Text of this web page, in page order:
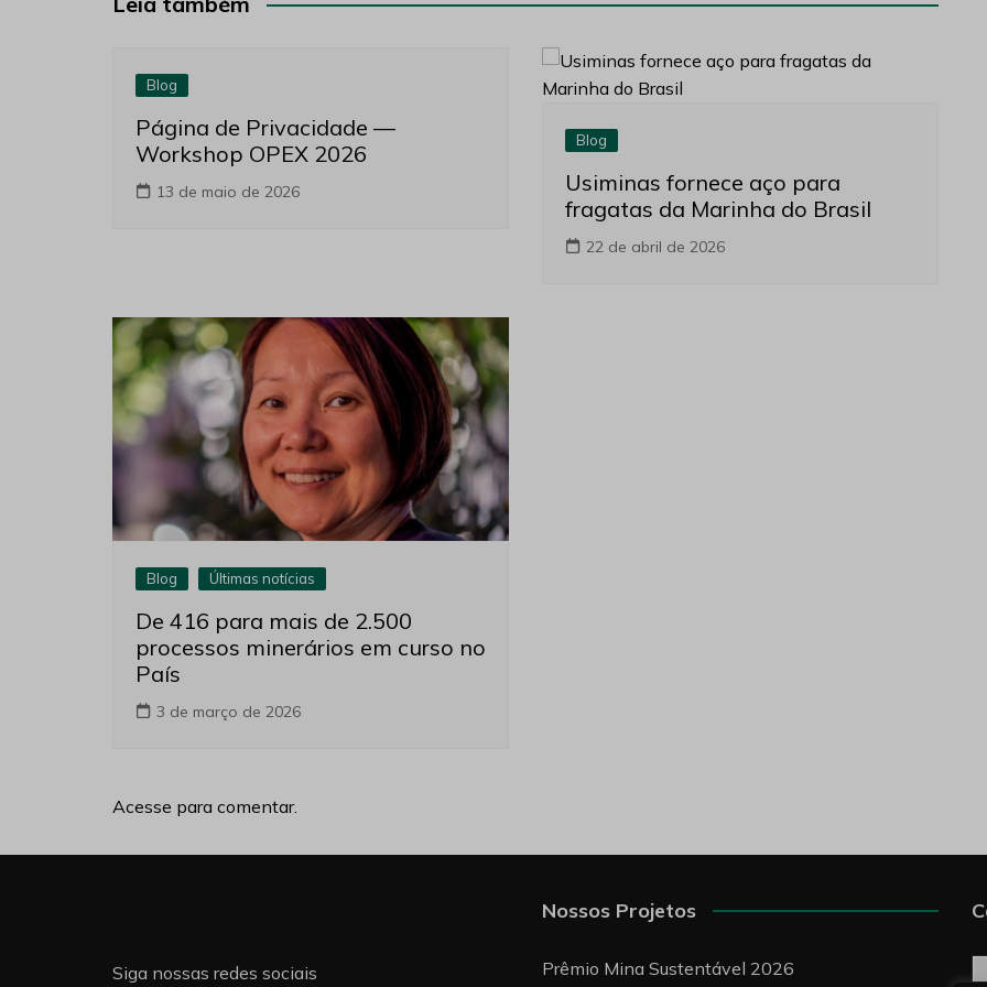
Blog
Página de Privacidade —
Workshop OPEX 2026
13 de maio de 2026
Blog
Usiminas fornece aço para
fragatas da Marinha do Brasil
22 de abril de 2026
Blog Últimas notícias
De 416 para mais de 2.500
processos minerários em curso no
País
3 de março de 2026
Acesse para comentar.
Siga nossas redes sociais
Nossos Projetos
Prêmio Mina Sustentável 2026